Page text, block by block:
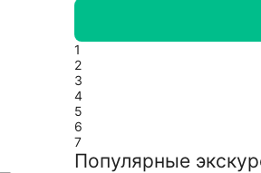
1
2
3
4
5
6
7
Популярные